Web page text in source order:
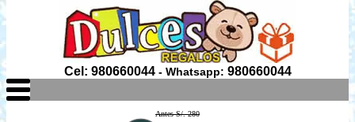
Cel: 980660044- Whatsapp: 980660044
Antes S/. 280